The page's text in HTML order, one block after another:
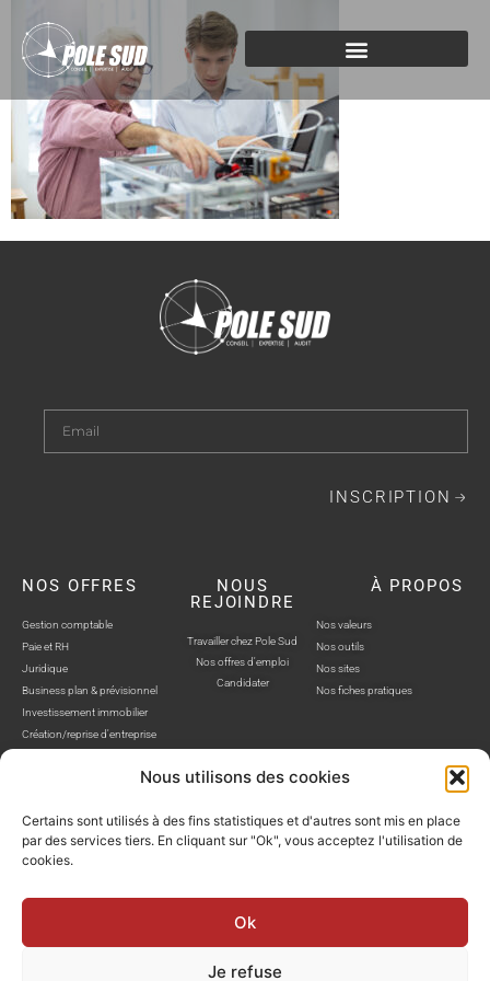
Nous utilisons des cookies
Certains sont utilisés à des fins statistiques et d'autres sont mis en place
par des services tiers. En cliquant sur "Ok", vous acceptez l'utilisation de
cookies.
Ok
Je refuse
INSCRIPTION
NOS OFFRES
Gestion comptable
Paie et RH
Juridique
Business plan & prévisionnel
Investissement immobilier
Création/reprise d'entreprise
NOUS
REJOINDRE
Travailler chez Pole Sud
Nos offres d'emploi
Candidater
À PROPOS
Nos valeurs
Nos outils
Nos sites
Nos fiches pratiques
POLE SUD, TOUS DROITS RÉSERVÉS © SITE WEB RÉALISÉ PAR AUSTRA
Politique de confidentialitéMentions légalesGestion cookies